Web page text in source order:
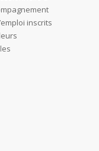
inscrits